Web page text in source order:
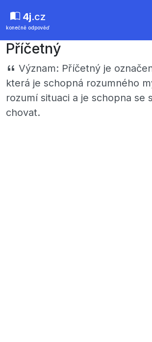
4j.cz
konečně odpověď
Příčetný
Význam: Příčetný je
která je schopná rozumného
rozumí situaci a je schopna se
chovat.